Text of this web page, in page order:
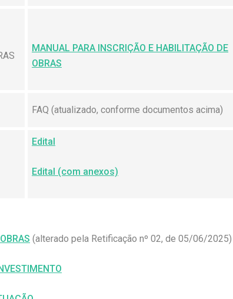
MANUAL PARA INSCRIÇÃO E HABILITAÇÃO DE
OBRAS
FAQ (atualizado, conforme documentos acima)
Edital
Edital (com anexos)
(alterado pela Retificação nº 02, de 05/06/2025)